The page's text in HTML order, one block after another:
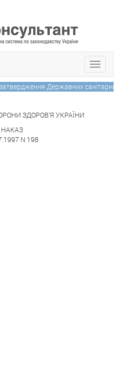
Toggle
Державних
ЗДОРОВ'Я УКРАЇНИ
НАКАЗ
N 198